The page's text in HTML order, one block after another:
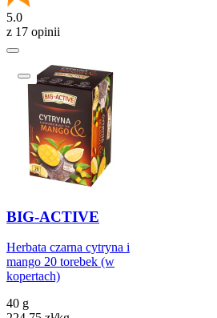
5.0
z 17 opinii
BIG-ACTIVE
Herbata czarna cytryna i
mango 20 torebek (w
kopertach)
40 g